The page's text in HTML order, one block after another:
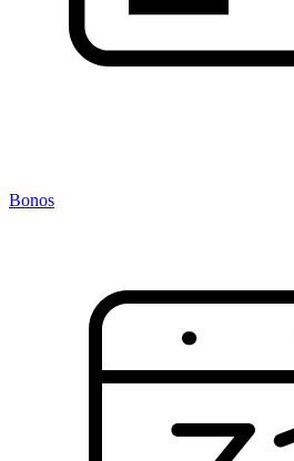
Bonos